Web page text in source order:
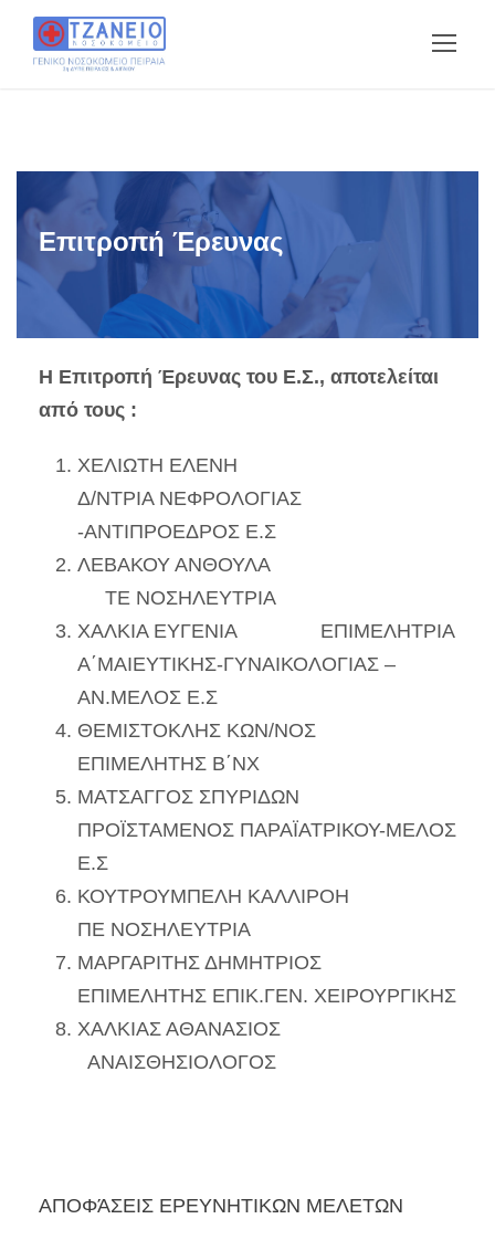
Επιτροπή Έρευνας
Η Επιτροπή Έρευνας του Ε.Σ., αποτελείται
από τους :
ΧΕΛΙΩΤΗ ΕΛΕΝΗ
Δ/ΝΤΡΙΑ ΝΕΦΡΟΛΟΓΙΑΣ
-ΑΝΤΙΠΡΟΕΔΡΟΣ Ε.Σ
ΛΕΒΑΚΟΥ ΑΝΘΟΥΛΑ
ΤΕ ΝΟΣΗΛΕΥΤΡΙΑ
ΧΑΛΚΙΑ ΕΥΓΕΝΙΑ ΕΠΙΜΕΛΗΤΡΙΑ
Α΄ΜΑΙΕΥΤΙΚΗΣ-ΓΥΝΑΙΚΟΛΟΓΙΑΣ –
ΑΝ.ΜΕΛΟΣ Ε.Σ
ΘΕΜΙΣΤΟΚΛΗΣ ΚΩΝ/ΝΟΣ
ΕΠΙΜΕΛΗΤΗΣ Β΄ΝΧ
ΜΑΤΣΑΓΓΟΣ ΣΠΥΡΙΔΩΝ
ΠΡΟΪΣΤΑΜΕΝΟΣ ΠΑΡΑΪΑΤΡΙΚΟΥ-ΜΕΛΟΣ
Ε.Σ
ΚΟΥΤΡΟΥΜΠΕΛΗ ΚΑΛΛΙΡΟΗ
ΠΕ ΝΟΣΗΛΕΥΤΡΙΑ
ΜΑΡΓΑΡΙΤΗΣ ΔΗΜΗΤΡΙΟΣ
ΕΠΙΜΕΛΗΤΗΣ ΕΠΙΚ.ΓΕΝ. ΧΕΙΡΟΥΡΓΙΚΗΣ
ΧΑΛΚΙΑΣ ΑΘΑΝΑΣΙΟΣ
ΑΝΑΙΣΘΗΣΙΟΛΟΓΟΣ
ΑΠΟΦΆΣΕΙΣ ΕΡΕΥΝΗΤΙΚΩΝ ΜΕΛΕΤΩΝ